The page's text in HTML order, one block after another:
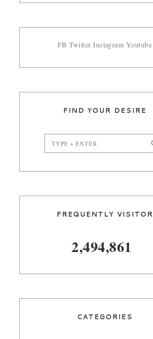
FB Twitter Instagram Youtube
FIND YOUR DESIRE
FREQUENTLY VISITOR
2,494,861
CATEGORIES